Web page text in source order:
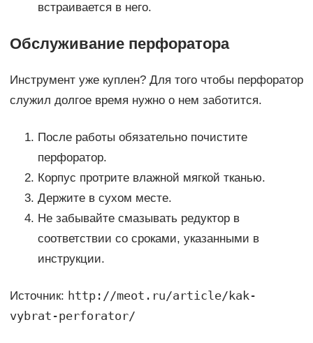
встраивается в него.
Обслуживание перфоратора
Инструмент уже куплен? Для того чтобы перфоратор
служил долгое время нужно о нем заботится.
После работы обязательно почистите
перфоратор.
Корпус протрите влажной мягкой тканью.
Держите в сухом месте.
Не забывайте смазывать редуктор в
соответствии со сроками, указанными в
инструкции.
Источник: http://meot.ru/article/kak-
vybrat-perforator/